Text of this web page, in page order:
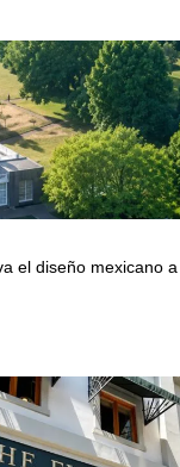
el diseño mexicano